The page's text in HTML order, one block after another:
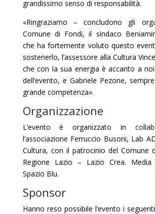
grandissimo senso di responsabilità.
«Ringraziamo – concludono gli
Comune di Fondi, il sindaco
che ha fortemente voluto questo
sostenerlo, l’assessore alla Cultura
che con la sua energia è accanto a
dell’evento, e Gabriele Pezone,
grande competenza».
Organizzazione
L’evento è organizzato in
l’associazione Ferruccio Busoni, Lab
Cultura, con il patrocinio del Comune
Regione Lazio – Lazio Crea. Media
Spazio Blu.
Sponsor
Hanno reso possibile l’evento i